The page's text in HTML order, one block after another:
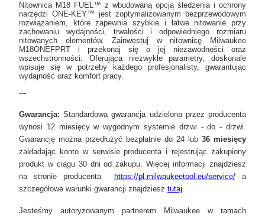
Nitownica M18 FUEL™ z wbudowaną opcją śledzenia i ochrony
narzędzi ONE-KEY™ jest zoptymalizowanym bezprzewodowym
rozwiązaniem, które zapewnia szybkie i łatwe nitowanie przy
zachowaniu wydajności, trwałości i odpowiedniego rozmiaru
nitowanych elementów. Zainwestuj w nitownicę Milwaukee
M18ONEFPRT i przekonaj się o jej niezawodności oraz
wszechstronności. Oferująca niezwykłe parametry, doskonale
wpisuje się w potrzeby każdego profesjonalisty, gwarantując
wydajność oraz komfort pracy.
---
Gwarancja: Standardowa gwarancja udzielona przez producenta
wynosi 12 miesięcy w wygodnym systemie drzwi - do - drzwi.
Gwarancję można przedłużyć bezpłatnie do 24 lub 36 miesięcy
zakładając konto w serwisie producenta i rejestrując zakupiony
produkt w ciągu 30 dni od zakupu. Więcej informacji znajdziesz
na stronie producenta https://pl.milwaukeetool.eu/service/ a
szczegółowe warunki gwarancji znajdziesz tutaj
Jesteśmy autoryzowanym partnerem Milwaukee w ramach